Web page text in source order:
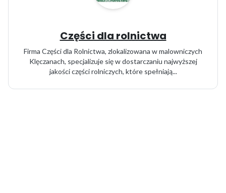
Części dla rolnictwa
Firma Części dla Rolnictwa, zlokalizowana w malowniczych
Klęczanach, specjalizuje się w dostarczaniu najwyższej
jakości części rolniczych, które spełniają...